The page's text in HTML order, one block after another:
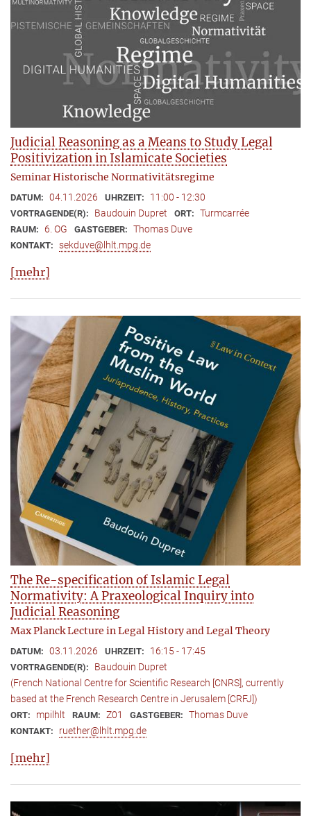
Judicial Reasoning as a Means to Study Legal
Positivization in Islamicate Societies
Seminar Historische Normativitätsregime
DATUM: 04.11.2026 UHRZEIT: 11:00 - 12:30
VORTRAGENDE(R): Baudouin Dupret ORT: Turmcarrée
RAUM: 6. OG GASTGEBER: Thomas Duve
KONTAKT: sekduve@lhlt.mpg.de
[mehr]
The Re-specification of Islamic Legal
Normativity: A Praxeological Inquiry into
Judicial Reasoning
Max Planck Lecture in Legal History and Legal Theory
DATUM: 03.11.2026 UHRZEIT: 16:15 - 17:45
VORTRAGENDE(R):
Baudouin Dupret
(French National Centre for Scientific Research [CNRS], currently
based at the French Research Centre in Jerusalem [CRFJ])
ORT: mpilhlt RAUM: Z01 GASTGEBER: Thomas Duve
KONTAKT: ruether@lhlt.mpg.de
[mehr]